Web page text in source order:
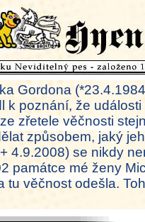
Gordona
k poznání, že
zřetele věčnosti
způsobem, jaký
4.9.2008) se nikdy
památce mé ženy
tu věčnost odešla.